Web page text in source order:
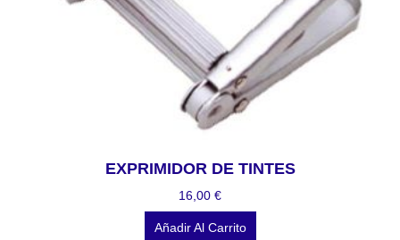
EXPRIMIDOR DE TINTES
16,00 €
Añadir Al Carrito